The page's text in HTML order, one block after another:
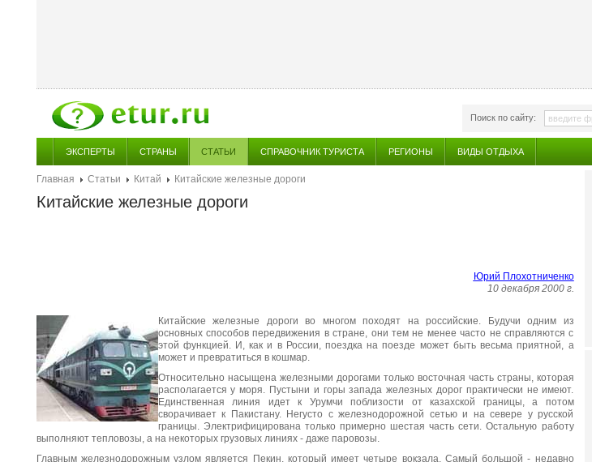
Поиск по сайту:
ЭКСПЕРТЫ СТРАНЫ СТАТЬИ СПРАВОЧНИК ТУРИСТА РЕГИОНЫ ВИДЫ ОТДЫХА
Главная Статьи Китай Китайские железные дороги
Китайские железные дороги
Юрий Плохотниченко
10 декабря 2000 г.
Китайские железные дороги во многом походят на российские. Будучи одним из
основных способов передвижения в стране, они тем не менее часто не справляются с
этой функцией. И, как и в России, поездка на поезде может быть весьма приятной, а
может и превратиться в кошмар.
Относительно насыщена железными дорогами только восточная часть страны, которая
располагается у моря. Пустыни и горы запада железных дорог практически не имеют.
Единственная линия идет к Урумчи поблизости от казахской границы, а потом
сворачивает к Пакистану. Негусто с железнодорожной сетью и на севере у русской
границы. Электрифицирована только примерно шестая часть сети. Остальную работу
выполняют тепловозы, а на некоторых грузовых линиях - даже паровозы.
Главным железнодорожным узлом является Пекин, который имеет четыре вокзала. Самый большой - недавно